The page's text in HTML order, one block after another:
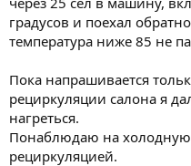
градусов и поехал
температура ниже 85 не
Пока напрашивается
рециркуляции салона я
нагреться.
Понаблюдаю на
рециркуляцией.